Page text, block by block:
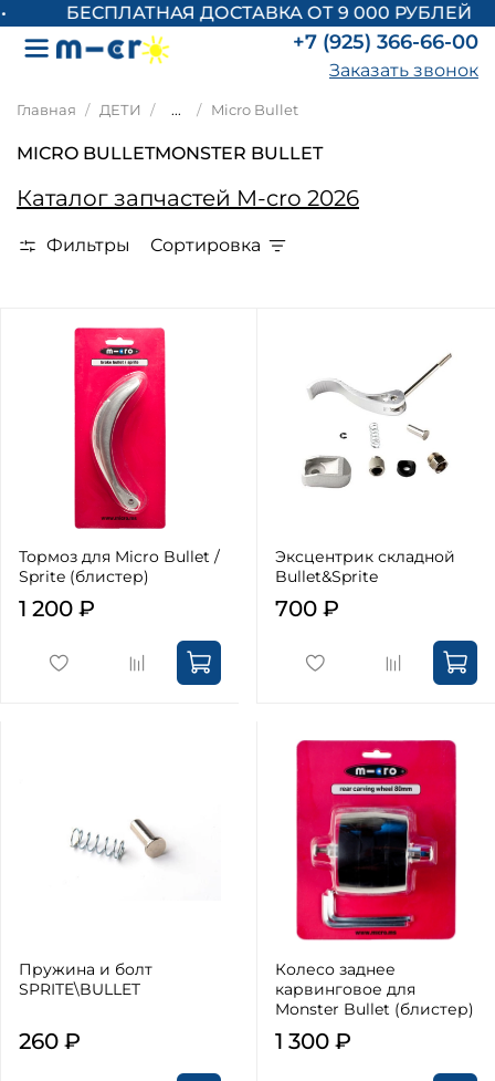
БЕСПЛАТНАЯ ДОСТАВКА ОТ 9 000 РУБЛЕЙ
+7 (925) 366-66-00
Заказать звонок
Главная ДЕТИ ... Micro Bullet
MICRO BULLETMONSTER BULLET
Каталог запчастей M-cro 2026
Фильтры Сортировка
Тормоз для Micro Bullet /
Sprite (блистер)
1 200 ₽
Эксцентрик складной
Bullet&Sprite
700 ₽
Пружина и болт
SPRITE\BULLET
260 ₽
Колесо заднее
карвинговое для
Monster Bullet (блистер)
1 300 ₽